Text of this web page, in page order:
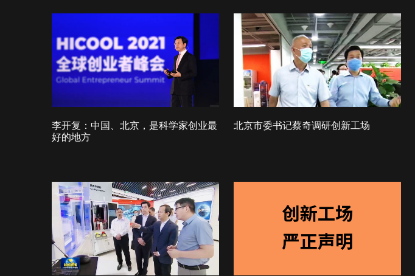
李开复：中国、北京，是科学家创业最
好的地方
北京市委书记蔡奇调研创新工场